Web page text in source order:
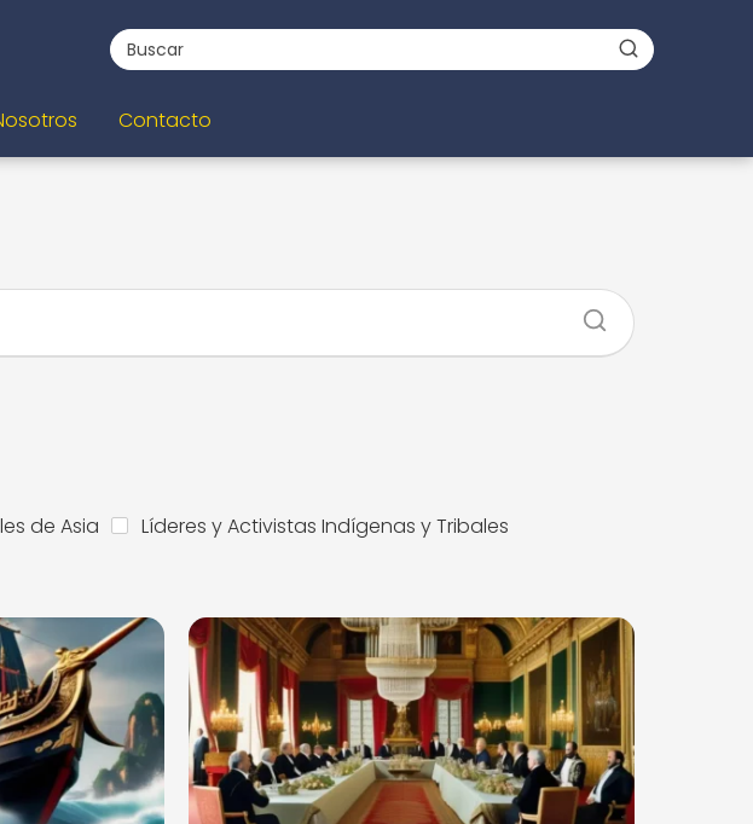
Contacto
de Asia
Líderes y Activistas Indígenas y Tribales